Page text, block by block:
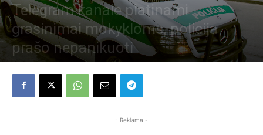
Telegram kanale platinami
grasinimai mokykloms, policija
prašo nepanikuoti
- Reklama -